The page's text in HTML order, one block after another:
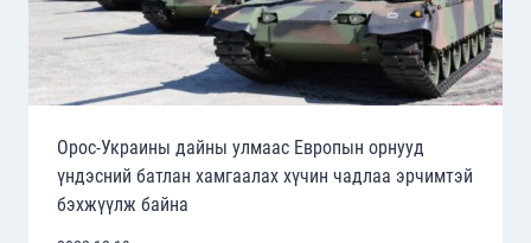
Орос-Украины дайны улмаас Европын орнууд
үндэсний батлан хамгаалах хүчин чадлаа эрчимтэй
бэхжүүлж байна